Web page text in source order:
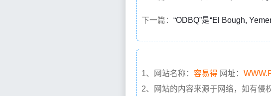
下一篇： “ODBQ”是“El Bough,
1、网站名称： 容易得 网址：
2、网站的内容来源于网络，如有侵